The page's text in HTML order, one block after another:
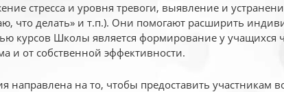
стресса и уровня тревоги, выявление и
что делать» и т.п.). Они помогают расширить
курсов Школы является формирование у учащихся
и от собственной эффективности.
на то, чтобы предоставить участникам